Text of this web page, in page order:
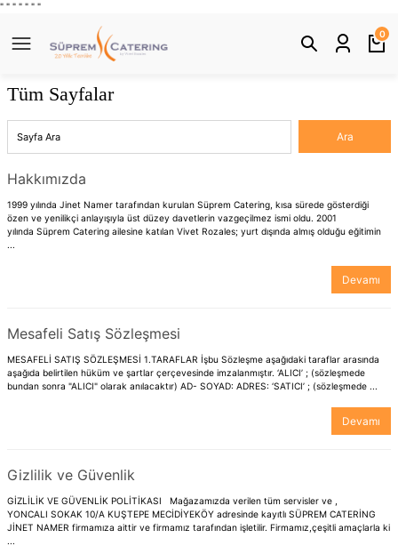
" " " " " " "
0
Tüm Sayfalar
Hakkımızda
1999 yılında Jinet Namer tarafından kurulan Süprem Catering, kısa sürede gösterdiği
özen ve yenilikçi anlayışıyla üst düzey davetlerin vazgeçilmez ismi oldu. 2001
yılında Süprem Catering ailesine katılan Vivet Rozales; yurt dışında almış olduğu eğitimin
...
Devamı
Mesafeli Satış Sözleşmesi
MESAFELİ SATIŞ SÖZLEŞMESİ 1.TARAFLAR İşbu Sözleşme aşağıdaki taraflar arasında
aşağıda belirtilen hüküm ve şartlar çerçevesinde imzalanmıştır. ‘ALICI’ ; (sözleşmede
bundan sonra "ALICI" olarak anılacaktır) AD- SOYAD: ADRES: ‘SATICI’ ; (sözleşmede ...
Devamı
Gizlilik ve Güvenlik
GİZLİLİK VE GÜVENLİK POLİTİKASI Mağazamızda verilen tüm servisler ve ,
YONCALI SOKAK 10/A KUŞTEPE MECİDİYEKÖY adresinde kayıtlı SÜPREM CATERİNG
JİNET NAMER firmamıza aittir ve firmamız tarafından işletilir. Firmamız,çeşitli amaçlarla ki
...